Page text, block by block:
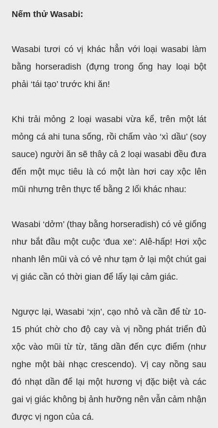
Nếm thử Wasabi:
Wasabi tươi có vị khác hẳn với loại wasabi làm
bằng horseradish (đựng trong ống hay loại bột
phải ‘tái tạo’ trước khi ăn!
Khi trải mỏng 2 loại wasabi vừa kể, trên một lát
mỏng cá ahi tuna sống, rồi chấm vào ‘xì dầu’ (soy
sauce) người ăn sẽ thây cả 2 loại wasabi đều đưa
đến một mục tiêu là có một làn hơi cay xộc lên
mũi nhưng trên thực tế bằng 2 lối khác nhau:
Wasabi ‘dởm’ (thay bằng horseradish) có vẻ giống
như bắt đầu một cuộc ‘đua xe’: Alê-hấp! Hơi xộc
nhanh lên mũi và có vẻ như tạm ở lại một chút gai
vị giác cần có thời gian để lấy lại cảm giác.
Ngược lại, Wasabi ‘xịn’, cạo nhỏ và cần để từ 10-
15 phút chờ cho độ cay và vị nồng phát triển đủ
xộc vào mũi từ từ, tăng dần đến cực điểm (như
nghe một bài nhạc crescendo). Vị cay nồng sau
đó nhạt dần để lại một hương vị đặc biệt và các
gai vị giác không bị ảnh hưỡng nên vẫn cảm nhận
được vị ngon của cá.